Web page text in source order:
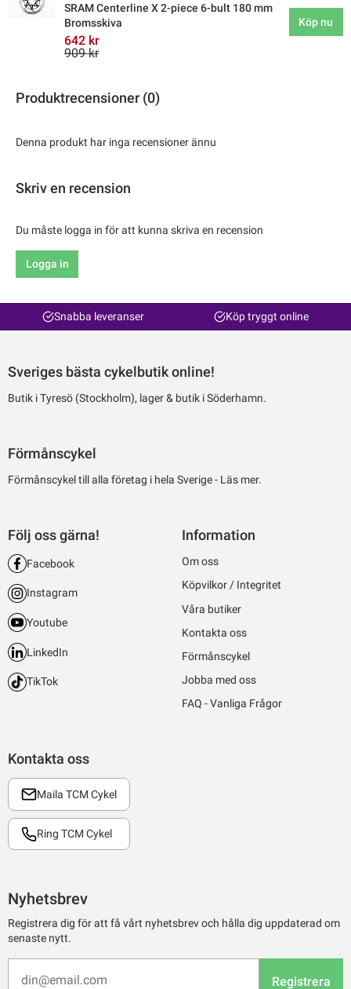
SRAM Centerline X 2-piece 6-bult 180 mm
Bromsskiva
642 kr
909 kr
Köp nu
Produktrecensioner (0)
Denna produkt har inga recensioner ännu
Skriv en recension
Du måste logga in för att kunna skriva en recension
Logga in
Snabba leveranser Köp tryggt online
Sveriges bästa cykelbutik online!
Butik i Tyresö (Stockholm), lager & butik i Söderhamn.
Förmånscykel
Förmånscykel till alla företag i hela Sverige - Läs mer.
Kontakta oss
Maila TCM Cykel
Ring TCM Cykel
Följ oss gärna!
Facebook
Instagram
Youtube
LinkedIn
TikTok
Information
Om oss
Köpvilkor / Integritet
Våra butiker
Kontakta oss
Förmånscykel
Jobba med oss
FAQ - Vanliga Frågor
Nyhetsbrev
Registrera dig för att få vårt nyhetsbrev och hålla dig uppdaterad om
senaste nytt.
Registrera